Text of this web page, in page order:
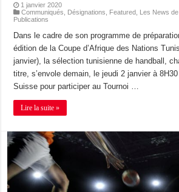
1 janvier 2020
Communiqués
Désignations Featured Les News
Publications
Dans le cadre de son programme de
édition de la Coupe d’Afrique des Nations
janvier), la sélection tunisienne de handball,
titre, s’envole demain, le jeudi 2 janvier à
Suisse pour participer au Tournoi …
Lire la suite »